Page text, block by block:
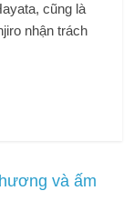
cũng là
nhận trách
và ấm